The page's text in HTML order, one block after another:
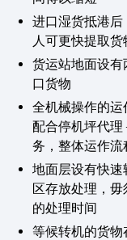
进口湿货抵港
人可更快提取货
货运站地面设有
口货物
全机械操作的运
配合停机坪代理
务，整体运作流
地面层设有快
区存放处理，
的处理时间
等候转机的货